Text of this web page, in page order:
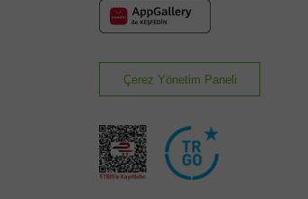
Çerez Yönetim Paneli